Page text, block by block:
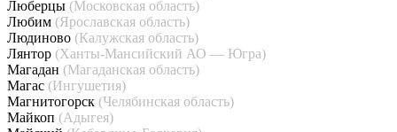
Люберцы (Московская область)
Любим (Ярославская область)
Людиново (Калужская область)
Лянтор (Ханты-Мансийский АО — Югра)
Магадан (Магаданская область)
Магас (Ингушетия)
Магнитогорск (Челябинская область)
Майкоп (Адыгея)